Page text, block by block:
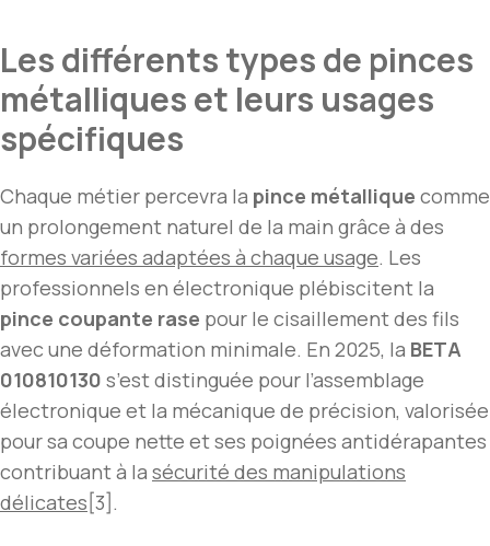
Les différents types de pinces
métalliques et leurs usages
spécifiques
Chaque métier percevra la pince métallique comme
un prolongement naturel de la main grâce à des
formes variées adaptées à chaque usage. Les
professionnels en électronique plébiscitent la
pince coupante rase pour le cisaillement des fils
avec une déformation minimale. En 2025, la BETA
010810130 s’est distinguée pour l’assemblage
électronique et la mécanique de précision, valorisée
pour sa coupe nette et ses poignées antidérapantes
contribuant à la sécurité des manipulations
délicates[3].